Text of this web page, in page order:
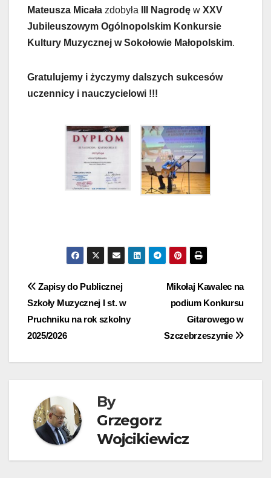
Mateusza Micała zdobyła III Nagrodę w XXV
Jubileuszowym Ogólnopolskim Konkursie
Kultury Muzycznej w Sokołowie Małopolskim.
Gratulujemy i życzymy dalszych sukcesów
uczennicy i nauczycielowi !!!
Nawigacja
wpisu
Mikołaj Kawalec na
podium Konkursu
Gitarowego w
Szczebrzeszynie
Zapisy do Publicznej
Szkoły Muzycznej I st. w
Pruchniku na rok szkolny
2025/2026
By
Grzegorz
Wojcikiewicz